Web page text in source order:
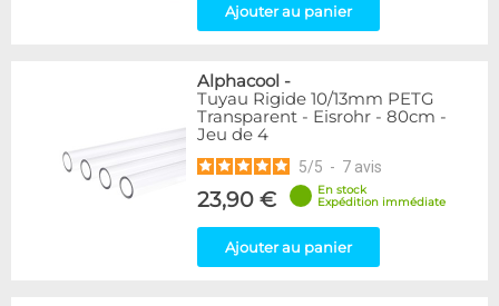
Ajouter au panier
Alphacool -
Tuyau Rigide 10/13mm PETG
Transparent - Eisrohr - 80cm -
Jeu de 4
5/5 - 7 avis
23,90 €
En stock
Expédition immédiate
Ajouter au panier